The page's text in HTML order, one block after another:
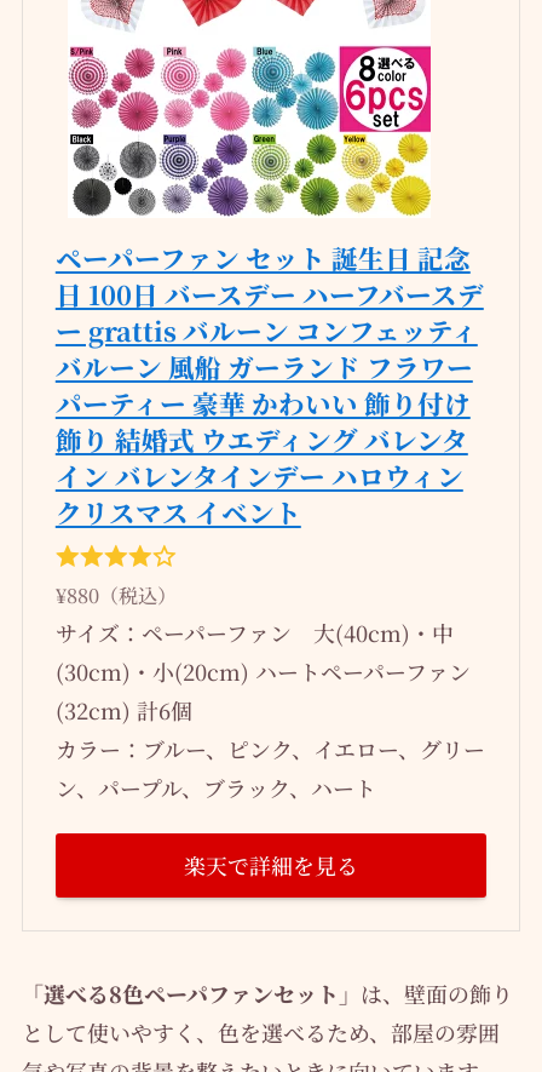
ペーパーファン セット 誕生日 記念
日 100日 バースデー ハーフバースデ
ー grattis バルーン コンフェッティ
バルーン 風船 ガーランド フラワー
パーティー 豪華 かわいい 飾り付け
飾り 結婚式 ウエディング バレンタ
イン バレンタインデー ハロウィン
クリスマス イベント
¥880（税込）
サイズ：ペーパーファン 大(40cm)・中
(30cm)・小(20cm) ハートペーパーファン
(32cm) 計6個
カラー：ブルー、ピンク、イエロー、グリー
ン、パープル、ブラック、ハート
楽天で詳細を見る
「選べる8色ペーパファンセット」 は、壁面の飾り
として使いやすく、色を選べるため、部屋の雰囲